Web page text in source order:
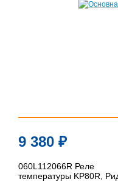
9 380 ₽
060L112066R Реле
температуры KP80R,